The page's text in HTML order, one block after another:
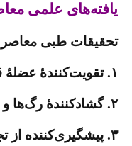
یافته‌های علمی
تحقیقات طبی معاصر
۱. تقویت‌کنندۀ عضلۀ قلب و عملکرد گردش خون؛
۲. گشادکنندۀ رگ‌ها و شریان‌ها؛
۳. پیشگیری‌کننده از تجمع پلاکت‌ها؛